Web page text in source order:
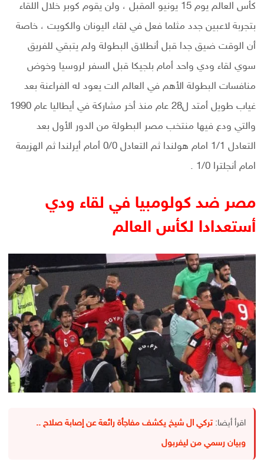
كأس العالم يوم 15 يونيو المقبل ، ولن يقوم كوبر خلال اللقاء
بتجربة لاعبين جدد مثلما فعل في لقاء اليونان والكويت ، خاصة
أن الوقت ضيق جدا قبل أنطلاق البطولة ولم يتبقي للفريق
سوي لقاء ودي واحد أمام بلجيكا قبل السفر لروسيا وخوض
منافسات البطولة الأهم في العالم الت يعود له الفراعنة بعد
غياب طويل أمتد ل28 عام منذ أخر مشاركة في أيطاليا عام 1990
والتي ودع فيها منتخب مصر البطولة من الدور الأول بعد
التعادل 1/1 امام هولندا ثم التعادل 0/0 أمام أيرلندا ثم الهزيمة
امام أنجلترا 1/0 .
مصر ضد كولومبيا في لقاء ودي
أستعدادا لكأس العالم
اقرأ أيضا: تركي ال شيخ يكشف مفاجأة رائعة عن إصابة صلاح ..
وبيان رسمي من ليفربول